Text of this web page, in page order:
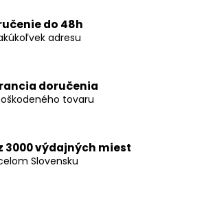
do 48h
adresu
doručenia
tovaru
3000 výdajných miest
Slovensku